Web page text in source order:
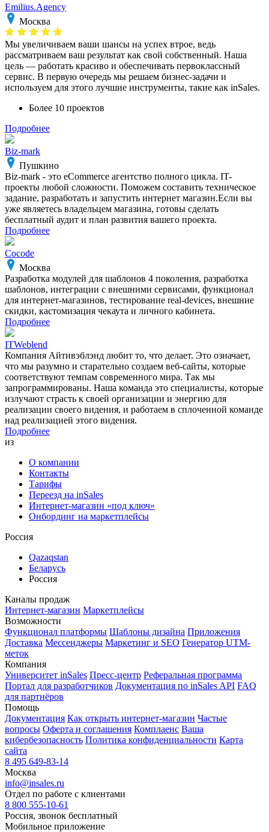
Emilius.Agency
Москва
Мы увеличиваем ваши шансы на успех втрое, ведь
рассматриваем ваш результат как свой собственный. Наша
цель — работать красиво и обеспечивать первоклассный
сервис. В первую очередь мы решаем бизнес-задачи и
используем для этого лучшие инструменты, такие как inSales.
Более 10 проектов
Подробнее
Biz-mark
Пушкино
Biz-mark - это eCommerce агентство полного цикла. IT-
проекты любой сложности. Поможем составить техническое
задание, разработать и запустить интернет магазин.Если вы
уже являетесь владельцем магазина, готовы сделать
бесплатный аудит и план развития вашего проекта.
Подробнее
Cocode
Москва
Разработка модулей для шаблонов 4 поколения, разработка
шаблонов, интеграции с внешними сервисами, функционал
для интернет-магазинов, тестирование real-devices, внешние
скидки, кастомизация чекаута и личного кабинета.
Подробнее
ITWeblend
Компания Айтивэблэнд любит то, что делает. Это означает,
что мы разумно и старательно создаем веб-сайты, которые
соответствуют темпам современного мира. Так мы
запрограммированы. Наша команда это специалисты, которые
излучают страсть к своей организации и энергию для
реализации своего видения, и работаем в сплоченной команде
над реализацией этого видения.
Подробнее
из
О компании
Контакты
Тарифы
Переезд на inSales
Интернет-магазин «под ключ»
Онбординг на маркетплейсы
Россия
Qazaqstan
Беларусь
Россия
Каналы продаж
Интернет-магазин Маркетплейсы
Возможности
Функционал платформы Шаблоны дизайна Приложения
Доставка Мессенджеры Маркетинг и SEO Генератор UTM-
меток
Компания
Университет inSales Пресс-центр Реферальная программа
Портал для разработчиков Документация по inSales API FAQ
для партнёров
Помощь
Документация Как открыть интернет-магазин Частые
вопросы Оферта и соглашения Комплаенс Ваша
кибербезопасность Политика конфиденциальности Карта
сайта
8 495 649-83-14
Москва
info@insales.ru
Отдел по работе с клиентами
8 800 555-10-61
Россия, звонок бесплатный
Мобильное приложение